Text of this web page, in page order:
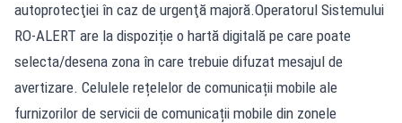
autoprotecţiei în caz de urgenţă majoră.Operatorul Sistemului
RO-ALERT are la dispoziție o hartă digitală pe care poate
selecta/desena zona în care trebuie difuzat mesajul de
avertizare. Celulele rețelelor de comunicații mobile ale
furnizorilor de servicii de comunicații mobile din zonele